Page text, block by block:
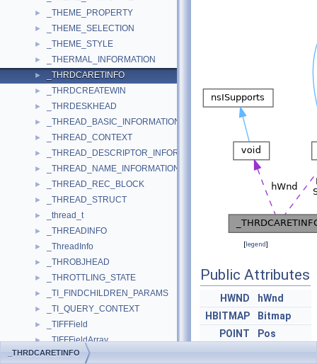
► _THEME_PROPERTY
► _THEME_SELECTION
► _THEME_STYLE
► _THERMAL_INFORMATION
► _THRDCARETINFO
► _THRDCREATEWIN
► _THRDESKHEAD
► _THREAD_BASIC_INFORMATION
► _THREAD_CONTEXT
► _THREAD_DESCRIPTOR_INFORMATION
► _THREAD_NAME_INFORMATION
► _THREAD_REC_BLOCK
► _THREAD_STRUCT
► _thread_t
► _THREADINFO
► _ThreadInfo
► _THROBJHEAD
► _THROTTLING_STATE
► _TI_FINDCHILDREN_PARAMS
► _TI_QUERY_CONTEXT
► _TIFFField
► _TIFFFieldArray
► _TIFFHashSet
[legend]
Public Attributes
HWND
hWnd
HBITMAP
Bitmap
POINT
Pos
_THRDCARETINFO